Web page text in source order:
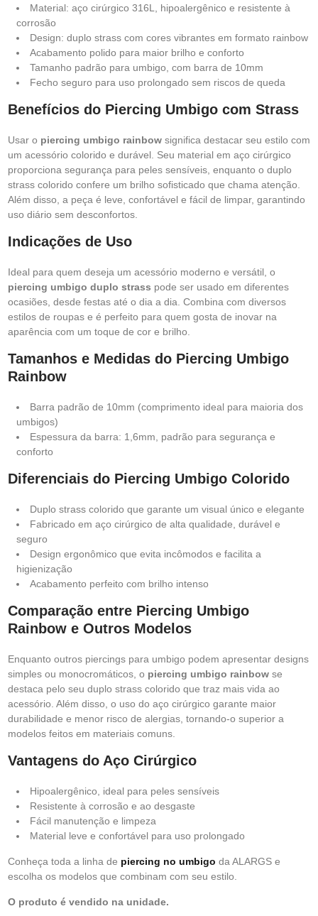
Material: aço cirúrgico 316L, hipoalergênico e resistente à
corrosão
Design: duplo strass com cores vibrantes em formato rainbow
Acabamento polido para maior brilho e conforto
Tamanho padrão para umbigo, com barra de 10mm
Fecho seguro para uso prolongado sem riscos de queda
Benefícios do Piercing Umbigo com Strass
Usar o piercing umbigo rainbow significa destacar seu estilo com
um acessório colorido e durável. Seu material em aço cirúrgico
proporciona segurança para peles sensíveis, enquanto o duplo
strass colorido confere um brilho sofisticado que chama atenção.
Além disso, a peça é leve, confortável e fácil de limpar, garantindo
uso diário sem desconfortos.
Indicações de Uso
Ideal para quem deseja um acessório moderno e versátil, o
piercing umbigo duplo strass pode ser usado em diferentes
ocasiões, desde festas até o dia a dia. Combina com diversos
estilos de roupas e é perfeito para quem gosta de inovar na
aparência com um toque de cor e brilho.
Tamanhos e Medidas do Piercing Umbigo
Rainbow
Barra padrão de 10mm (comprimento ideal para maioria dos
umbigos)
Espessura da barra: 1,6mm, padrão para segurança e
conforto
Diferenciais do Piercing Umbigo Colorido
Duplo strass colorido que garante um visual único e elegante
Fabricado em aço cirúrgico de alta qualidade, durável e
seguro
Design ergonômico que evita incômodos e facilita a
higienização
Acabamento perfeito com brilho intenso
Comparação entre Piercing Umbigo
Rainbow e Outros Modelos
Enquanto outros piercings para umbigo podem apresentar designs
simples ou monocromáticos, o piercing umbigo rainbow se
destaca pelo seu duplo strass colorido que traz mais vida ao
acessório. Além disso, o uso do aço cirúrgico garante maior
durabilidade e menor risco de alergias, tornando-o superior a
modelos feitos em materiais comuns.
Vantagens do Aço Cirúrgico
Hipoalergênico, ideal para peles sensíveis
Resistente à corrosão e ao desgaste
Fácil manutenção e limpeza
Material leve e confortável para uso prolongado
Conheça toda a linha de piercing no umbigo da ALARGS e
escolha os modelos que combinam com seu estilo.
O produto é vendido na unidade.